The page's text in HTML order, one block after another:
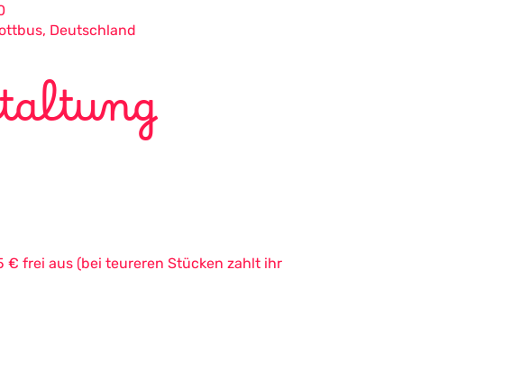
Deutschland
€ frei aus (bei teureren Stücken zahlt ihr